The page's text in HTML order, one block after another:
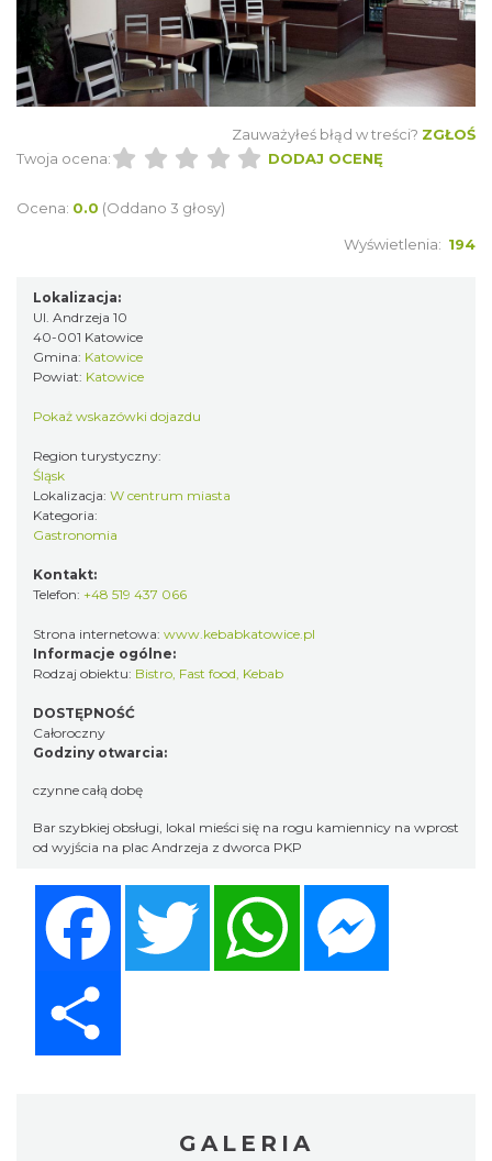
Zauważyłeś błąd w treści? ZGŁOŚ
Twoja ocena:
DODAJ OCENĘ
Ocena: 0.0 (Oddano 3 głosy)
Wyświetlenia: 194
Lokalizacja:
Ul. Andrzeja 10
40-001 Katowice
Gmina: Katowice
Powiat: Katowice
Pokaż wskazówki dojazdu
Region turystyczny:
Śląsk
Lokalizacja: W centrum miasta
Kategoria:
Gastronomia
Kontakt:
Telefon: +48 519 437 066
Strona internetowa: www.kebabkatowice.pl
Informacje ogólne:
Rodzaj obiektu: Bistro, Fast food, Kebab
DOSTĘPNOŚĆ
Całoroczny
Godziny otwarcia:
czynne całą dobę
Bar szybkiej obsługi, lokal mieści się na rogu kamiennicy na wprost
od wyjścia na plac Andrzeja z dworca PKP
Twitter WhatsApp
GALERIA